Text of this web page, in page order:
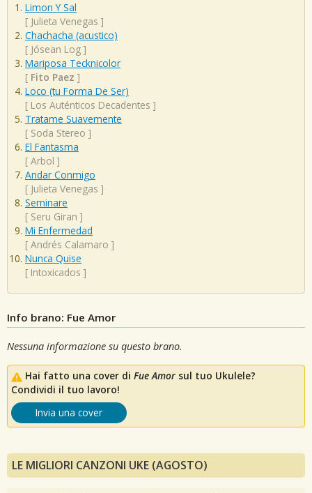
Limon Y Sal
[ Julieta Venegas ]
Chachacha (acustico)
[ Jósean Log ]
Mariposa Tecknicolor
[ Fito Paez ]
Loco (tu Forma De Ser)
[ Los Auténticos Decadentes ]
Tratame Suavemente
[ Soda Stereo ]
El Fantasma
[ Arbol ]
Andar Conmigo
[ Julieta Venegas ]
Seminare
[ Seru Giran ]
Mi Enfermedad
[ Andrés Calamaro ]
Nunca Quise
[ Intoxicados ]
Info brano: Fue Amor
Nessuna informazione su questo brano.
Hai fatto una cover di Fue Amor sul tuo Ukulele?
Condividi il tuo lavoro!
Invia una cover
LE MIGLIORI CANZONI UKE (AGOSTO)